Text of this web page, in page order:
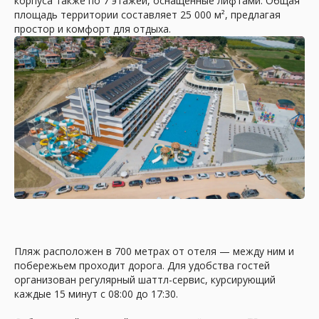
площадь территории составляет 25 000 м², предлагая
простор и комфорт для отдыха.
Пляж расположен в 700 метрах от отеля — между ним и
побережьем проходит дорога. Для удобства гостей
организован регулярный шаттл-сервис, курсирующий
каждые 15 минут с 08:00 до 17:30.